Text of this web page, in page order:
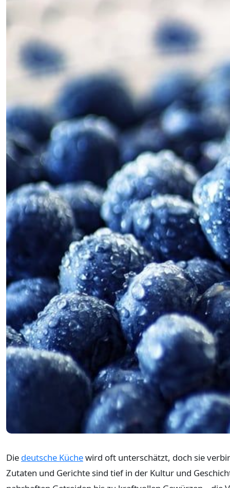
Die deutsche Küchewird oft unterschätzt, doch sie
Zutaten und Gerichte sind tief in der Kultur und